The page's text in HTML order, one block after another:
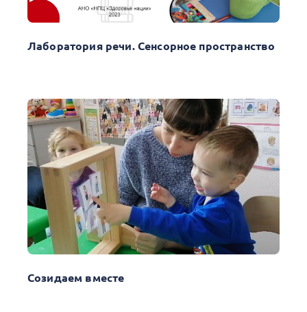
Лаборатория речи. Сенсорное пространство
Созидаем вместе